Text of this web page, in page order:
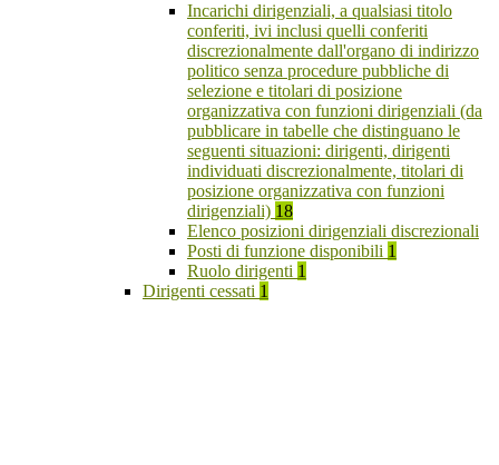
Incarichi dirigenziali, a qualsiasi titolo
conferiti, ivi inclusi quelli conferiti
discrezionalmente dall'organo di indirizzo
politico senza procedure pubbliche di
selezione e titolari di posizione
organizzativa con funzioni dirigenziali (da
pubblicare in tabelle che distinguano le
seguenti situazioni: dirigenti, dirigenti
individuati discrezionalmente, titolari di
posizione organizzativa con funzioni
dirigenziali) 18
Elenco posizioni dirigenziali discrezionali
Posti di funzione disponibili 1
Ruolo dirigenti 1
Dirigenti cessati 1